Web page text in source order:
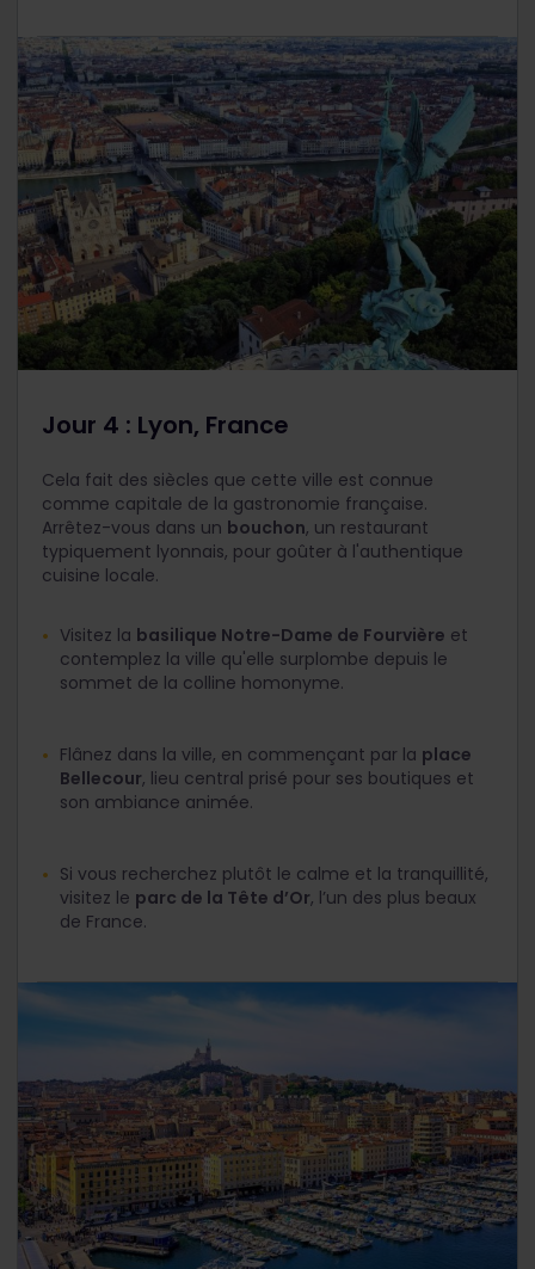
Jour 4 : Lyon, France
Cela fait des siècles que cette ville est connue
comme capitale de la gastronomie française.
Arrêtez-vous dans un bouchon, un restaurant
typiquement lyonnais, pour goûter à l'authentique
cuisine locale.
Visitez la basilique Notre-Dame de Fourvière et
contemplez la ville qu'elle surplombe depuis le
sommet de la colline homonyme.
Flânez dans la ville, en commençant par la place
Bellecour, lieu central prisé pour ses boutiques et
son ambiance animée.
Si vous recherchez plutôt le calme et la tranquillité,
visitez le parc de la Tête d’Or, l’un des plus beaux
de France.